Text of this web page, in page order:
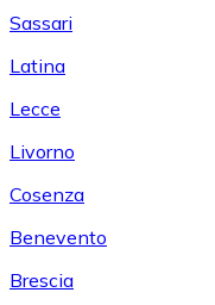
Sassari
Latina
Lecce
Livorno
Cosenza
Benevento
Brescia